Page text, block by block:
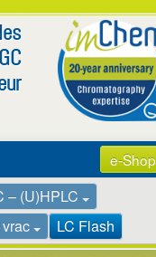
GC
e-Shop
– (U)HPLC
LC Flash